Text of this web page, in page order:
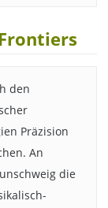
den
Präzision
An
die